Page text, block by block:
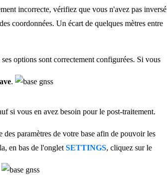
incorrecte, vérifiez que vous n'avez pas inversé
coordonnées. Un écart de quelques mètres entre
ses options sont correctement configurées. Si vous
.
si vous en avez besoin pour le post-traitement.
paramètres de votre base afin de pouvoir les
en bas de l'onglet SETTINGS, cliquez sur le